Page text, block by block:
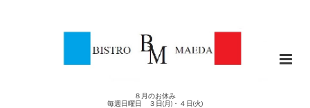
８月のお休み
毎週日曜日 ３日(月)・４日(火)